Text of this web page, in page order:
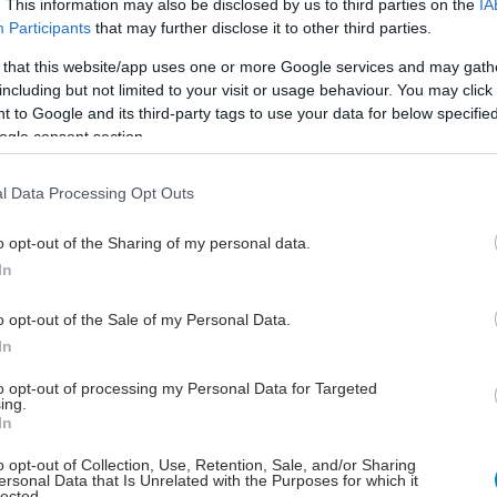
This information may also be disclosed by us to third parties on the
Participants that may further disclose it to other third parties.
that this website/app uses one or more Google services and may
but not limited to your visit or usage behaviour. You may
to Google and its third-party tags to use your data for below
consent section.
Data Processing Opt Outs
opt-out of the Sharing of my personal data.
opt-out of the Sale of my Personal Data.
opt-out of processing my Personal Data for Targeted
opt-out of Collection, Use, Retention, Sale, and/or Sharing
Data that Is Unrelated with the Purposes for which it
του, ο Πρόεδρος του ΟΚΑΝΑ, κ. Θεοχάρης
του ΟΚΑΝΑ, η οποία μπορεί να συμβάλλει
και στην επίτευξη των εθνικών στόχων για την
ηπατίτιδας C στη χώρα, καταδεικνύοντας τον
το iatronet.gr στο Discover
διαβήτης και καλοκαίρι
διαταραχής
στη Ρόδο: ''Σε ενάμιση χρόνο, το νοσοκομείο θα
'Αμεσα μέτρα για την αντιμετώπιση των
προσωπικού